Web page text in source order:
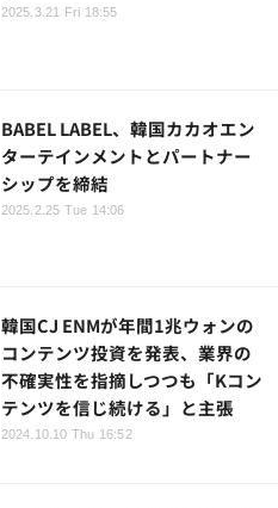
2025.3.21 Fri 18:55
BABEL LABEL、韓国カカオエン
ターテインメントとパートナー
シップを締結
2025.2.25 Tue 14:06
韓国CJ ENMが年間1兆ウォンの
コンテンツ投資を発表、業界の
不確実性を指摘しつつも「Kコン
テンツを信じ続ける」と主張
2024.10.10 Thu 16:52